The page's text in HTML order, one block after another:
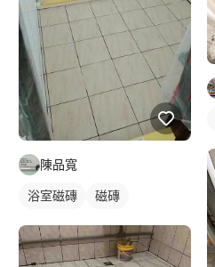
陳品寬
浴室磁磚 磁磚